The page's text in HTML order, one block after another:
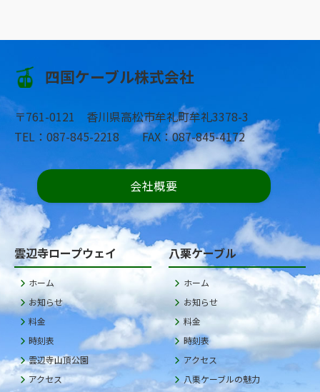
四国ケーブル株式会社
〒761-0121 香川県高松市牟礼町牟礼3378-3
TEL：087-845-2218 FAX：087-845-4172
会社概要
雲辺寺ロープウェイ
ホーム
お知らせ
料金
時刻表
雲辺寺山頂公園
アクセス
八栗ケーブル
ホーム
お知らせ
料金
時刻表
アクセス
八栗ケーブルの魅力